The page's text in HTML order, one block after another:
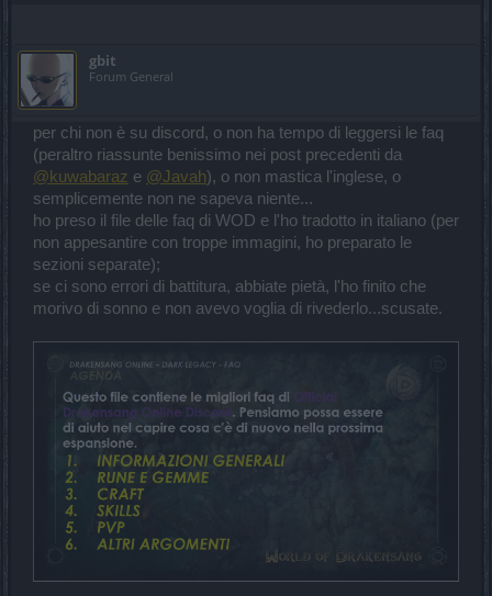
gbit
Forum General
per chi non è su discord, o non ha tempo di leggersi le faq
(peraltro riassunte benissimo nei post precedenti da
@kuwabaraz e @Javah), o non mastica l'inglese, o
semplicemente non ne sapeva niente...
ho preso il file delle faq di WOD e l'ho tradotto in italiano (per
non appesantire con troppe immagini, ho preparato le
sezioni separate);
se ci sono errori di battitura, abbiate pietà, l'ho finito che
morivo di sonno e non avevo voglia di rivederlo...scusate.